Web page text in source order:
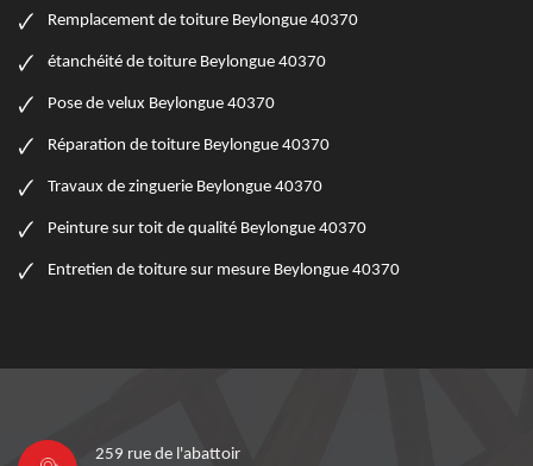
Remplacement de toiture Beylongue 40370
étanchéité de toiture Beylongue 40370
Pose de velux Beylongue 40370
Réparation de toiture Beylongue 40370
Travaux de zinguerie Beylongue 40370
Peinture sur toit de qualité Beylongue 40370
Entretien de toiture sur mesure Beylongue 40370
259 rue de l'abattoir